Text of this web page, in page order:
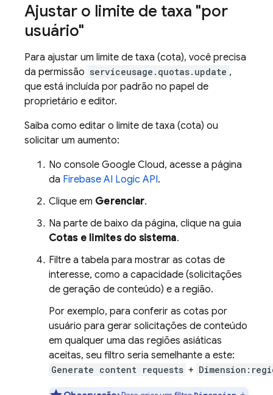
Ajustar o limite de taxa "por
usuário"
Para ajustar um limite de taxa (cota), você precisa
da permissão serviceusage.quotas.update ,
que está incluída por padrão no papel de
proprietário e editor.
Saiba como editar o limite de taxa (cota) ou
solicitar um aumento:
No console Google Cloud, acesse a página
da Firebase AI Logic API.
Clique em Gerenciar.
Na parte de baixo da página, clique na guia
Cotas e limites do sistema.
Filtre a tabela para mostrar as cotas de
interesse, como a capacidade (solicitações
de geração de conteúdo) e a região.
Por exemplo, para conferir as cotas por
usuário para gerar solicitações de conteúdo
em qualquer uma das regiões asiáticas
aceitas, seu filtro seria semelhante a este:
Generate content requests +